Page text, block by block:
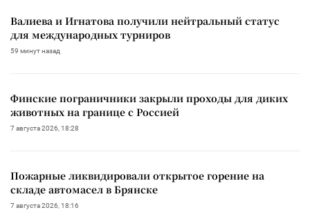
Валиева и Игнатова получили нейтральный статус
для международных турниров
59 минут назад
Финские пограничники закрыли проходы для диких
животных на границе с Россией
7 августа 2026, 18:28
Пожарные ликвидировали открытое горение на
складе автомасел в Брянске
7 августа 2026, 18:16